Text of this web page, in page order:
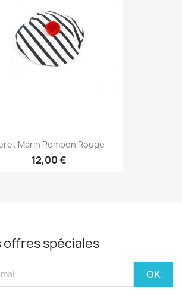
Marin Pompon Rouge
12,00 €
offres spéciales